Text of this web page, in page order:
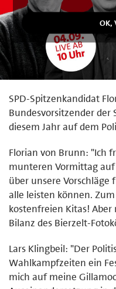
SPD-Spitzenkandidat
Bundesvorsitzender der
diesem Jahr auf dem
Florian von Brunn: "Ich
munteren Vormittag
über unsere Vorschläge
alle leisten können.
kostenfreien Kitas!
Bilanz des Bierzelt-
Lars Klingbeil: "Der
Wahlkampfzeiten ein
mich auf meine